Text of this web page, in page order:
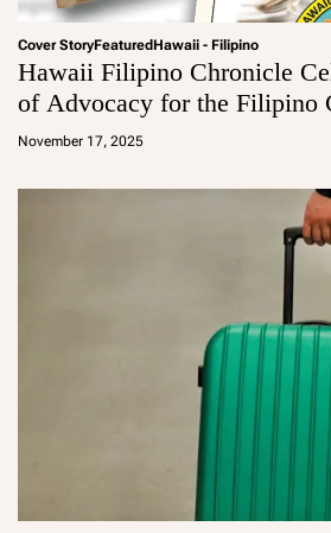
Cover StoryFeaturedHawaii - Filipino
Hawaii Filipino Chronicle
of Advocacy for the Filipino
November 17, 2025
a